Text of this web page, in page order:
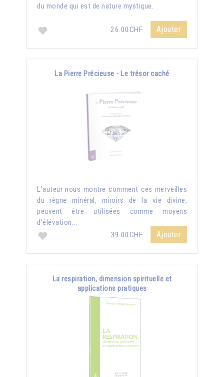
du monde qui est de nature mystique.
26.00CHF Ajouter
La Pierre Précieuse - Le trésor caché
L’auteur nous montre comment ces merveilles
du règne minéral, miroirs de la vie divine,
peuvent être utilisées comme moyens
d’élévation...
39.00CHF
Ajouter
La respiration, dimension spirituelle et
applications pratiques